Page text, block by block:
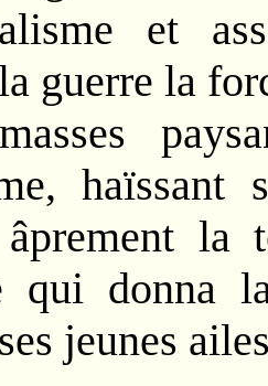
et
guerre la
haïssant
âprement la
qui donna
jeunes